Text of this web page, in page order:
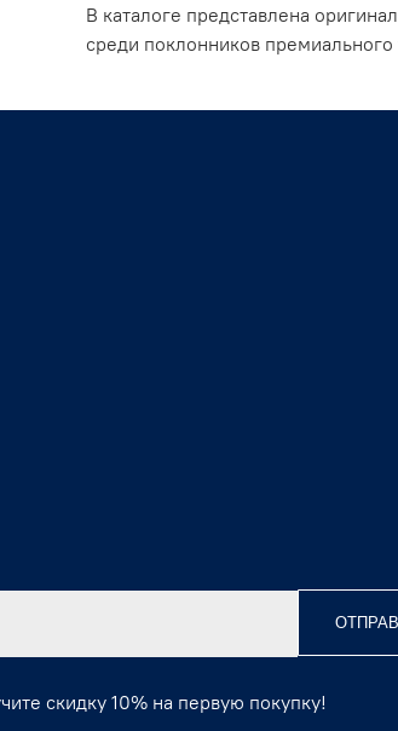
В каталоге представлена
среди поклонников
скидку 10% на первую покупку!